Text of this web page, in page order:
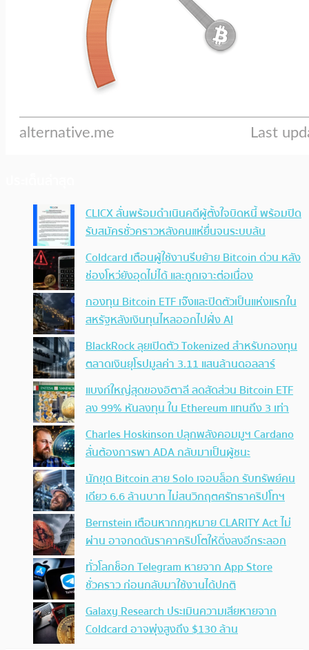
CLICX ลั่นพร้อมดำเนินคดีผู้ตั้งใจบิดหนี้ พร้อมปิด
รับสมัครชั่วคราวหลังคนแห่ยื่นจนระบบล้น
Coldcard เตือนผู้ใช้งานรีบย้าย Bitcoin ด่วน หลัง
ช่องโหว่ยังอุดไม่ได้ และถูกเจาะต่อเนื่อง
กองทุน Bitcoin ETF เจ๊งและปิดตัวเป็นแห่งแรกใน
สหรัฐหลังเงินทุนไหลออกไปฝั่ง AI
BlackRock ลุยเปิดตัว Tokenized สำหรับกองทุน
ตลาดเงินยุโรปมูลค่า 3.11 แสนล้านดอลลาร์
แบงก์ใหญ่สุดของอิตาลี ลดสัดส่วน Bitcoin ETF
ลง 99% หันลงทุน ใน Ethereum แทนถึง 3 เท่า
Charles Hoskinson ปลุกพลังคอมมูฯ Cardano
ลั่นต้องการพา ADA กลับมาเป็นผู้ชนะ
นักขุด Bitcoin สาย Solo เจอบล็อก รับทรัพย์คน
เดียว 6.6 ล้านบาท ไม่สนวิกฤตศรัทธาคริปโทฯ
Bernstein เตือนหากกฎหมาย CLARITY Act ไม่
ผ่าน อาจกดดันราคาคริปโตให้ดิ่งลงอีกระลอก
ทั่วโลกช็อก Telegram หายจาก App Store
ชั่วคราว ก่อนกลับมาใช้งานได้ปกติ
Galaxy Research ประเมินความเสียหายจาก
Coldcard อาจพุ่งสูงถึง $130 ล้าน